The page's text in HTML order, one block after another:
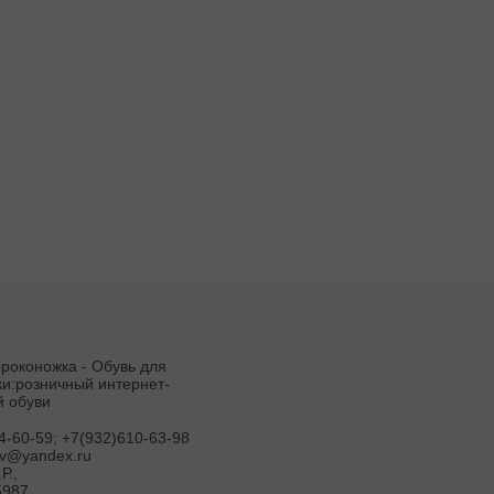
- Обувь для
интернет-
обуви
60-59; +7(932)610-63-98